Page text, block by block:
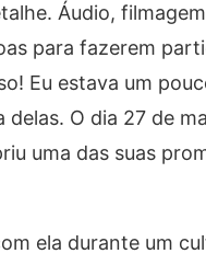
Áudio,
para fazerem
Eu estava um
delas. O dia 27 de
uma das suas
ela durante um